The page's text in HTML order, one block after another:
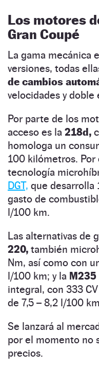
Los motores
Gran Coupé
La gama mecánica
versiones, todas
de cambios
velocidades y doble
Por parte de los
acceso es la 218d,
homologa un
100 kilómetros. Por
tecnología
DGT, que desarrolla
gasto de
l/100 km.
Las alternativas de
220, también
Nm, así como con
l/100 km; y la M235
integral, con 333
de 7,5 – 8,2 l/100
Se lanzará al
por el momento no
precios.